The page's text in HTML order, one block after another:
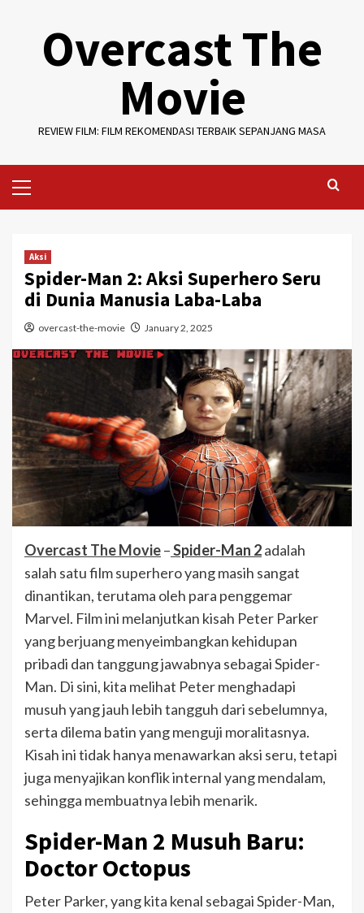
Overcast The
Movie
REVIEW FILM: FILM REKOMENDASI TERBAIK SEPANJANG MASA
Menu
Aksi
Spider-Man 2: Aksi Superhero Seru
di Dunia Manusia Laba-Laba
overcast-the-movie January 2, 2025
Overcast The Movie–Spider-Man 2adalah
salah satu film superhero yang masih sangat
dinantikan, terutama oleh para penggemar
Marvel. Film ini melanjutkan kisah Peter Parker
yang berjuang menyeimbangkan kehidupan
pribadi dan tanggung jawabnya sebagai Spider-
Man. Di sini, kita melihat Peter menghadapi
musuh yang jauh lebih tangguh dari sebelumnya,
serta dilema batin yang menguji moralitasnya.
Kisah ini tidak hanya menawarkan aksi seru, tetapi
juga menyajikan konflik internal yang mendalam,
sehingga membuatnya lebih menarik.
Spider-Man 2 Musuh Baru:
Doctor Octopus
Peter Parker, yang kita kenal sebagai Spider-Man,